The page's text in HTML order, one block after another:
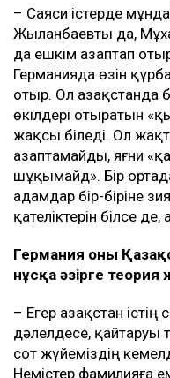
– Саяси істерде
Жыланбаевты да,
да ешкім азаптап
Германияда өзін
отыр. Ол
өкілдері отыратын
жақсы біледі. Ол
азаптамайды, яғни
шұқымайд». Бір
адамдар бір-біріне
қателіктерін білсе
Германия оны
нұсқа әзірге теория
– Егер Қазақстан
дәлелдесе, қайтаруы
сот жүйеміздің
Немістер фамилияға